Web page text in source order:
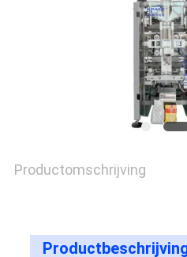
EEN
Productomschrijving